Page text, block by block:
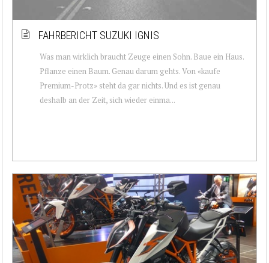
FAHRBERICHT SUZUKI IGNIS
Was man wirklich braucht Zeuge einen Sohn. Baue ein Haus.
Pflanze einen Baum. Genau darum gehts. Von «kaufe
Premium-Protz» steht da gar nichts. Und es ist genau
deshalb an der Zeit, sich wieder einma...